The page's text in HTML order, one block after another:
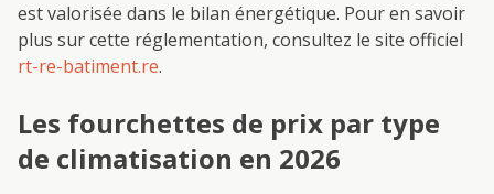
est valorisée dans le bilan énergétique. Pour en savoir
plus sur cette réglementation, consultez le site officiel
rt-re-batiment.re.
Les fourchettes de prix par type
de climatisation en 2026